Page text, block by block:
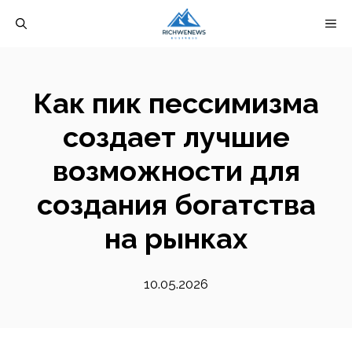
Как пик пессимизма
создает лучшие
возможности для
создания богатства
на рынках
10.05.2026